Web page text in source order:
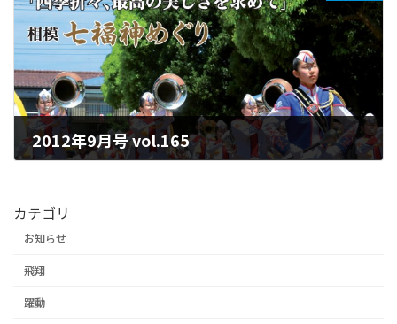
2012年9月号 vol.165
カテゴリ
お知らせ
飛翔
躍動